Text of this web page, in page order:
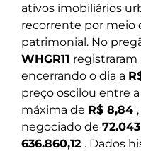
ativos imobiliários
recorrente por meio
patrimonial. No
WHGR11
encerrando o dia a
preço oscilou entre
máxima de R$ 8,84
negociado de
636.860,12 . Dados